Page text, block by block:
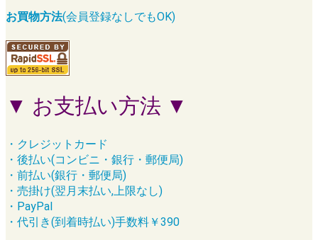
お買物方法(会員登録なしでもOK)
▼ お支払い方法 ▼
・クレジットカード
・後払い(コンビニ・銀行・郵便局)
・前払い(銀行・郵便局)
・売掛け(翌月末払い,上限なし)
・PayPal
・代引き(到着時払い)手数料￥390